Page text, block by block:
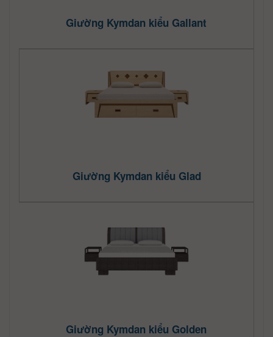
Giường Kymdan kiểu Gallant
Giường Kymdan kiểu Glad
Giường Kymdan kiểu Golden